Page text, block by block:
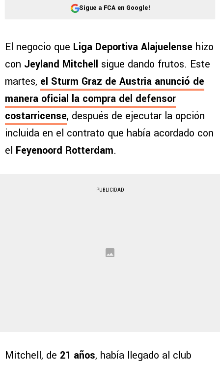
Sigue a FCA en Google!
El negocio que Liga Deportiva Alajuelense hizo
con Jeyland Mitchell sigue dando frutos. Este
martes, el Sturm Graz de Austria anunció de
manera oficial la compra del defensor
costarricense, después de ejecutar la opción
incluida en el contrato que había acordado con
el Feyenoord Rotterdam.
PUBLICIDAD
Mitchell, de 21 años, había llegado al club